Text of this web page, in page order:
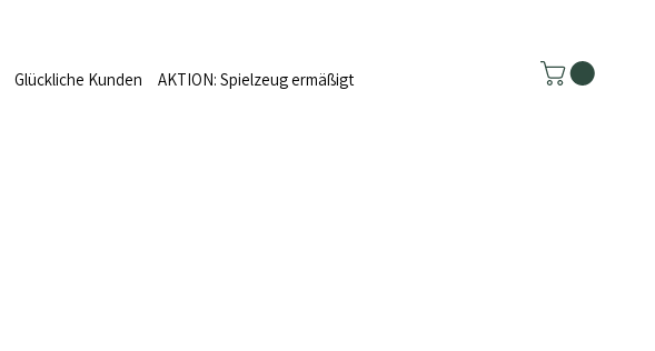
Glückliche Kunden AKTION: Spielzeug ermäßigt